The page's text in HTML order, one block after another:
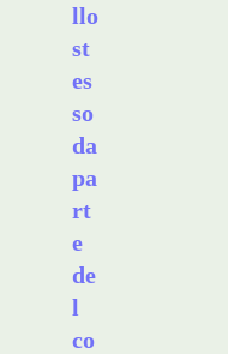
llo
st
es
so
da
pa
rt
e
de
l
co